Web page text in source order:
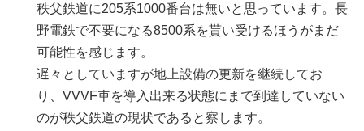
秩父鉄道に205系1000番台は無いと思っています。長
野電鉄で不要になる8500系を貰い受けるほうがまだ
可能性を感じます。
遅々としていますが地上設備の更新を継続してお
り、VVVF車を導入出来る状態にまで到達していない
のが秩父鉄道の現状であると察します。